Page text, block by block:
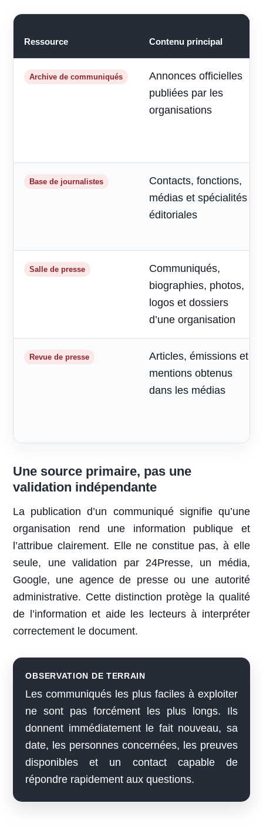
Ressource Contenu principal
Archive de communiqués
Annonces officielles
publiées par les
organisations
Base de journalistes
Contacts, fonctions,
médias et spécialités
éditoriales
Salle de presse
Communiqués,
biographies, photos,
logos et dossiers
d’une organisation
Revue de presse
Articles, émissions et
mentions obtenus
dans les médias
Une source primaire, pas une
validation indépendante
La publication d’un communiqué signifie qu’une
organisation rend une information publique et
l’attribue clairement. Elle ne constitue pas, à elle
seule, une validation par 24Presse, un média,
Google, une agence de presse ou une autorité
administrative. Cette distinction protège la qualité
de l’information et aide les lecteurs à interpréter
correctement le document.
OBSERVATION DE TERRAIN
Les communiqués les plus faciles à exploiter
ne sont pas forcément les plus longs. Ils
donnent immédiatement le fait nouveau, sa
date, les personnes concernées, les preuves
disponibles et un contact capable de
répondre rapidement aux questions.